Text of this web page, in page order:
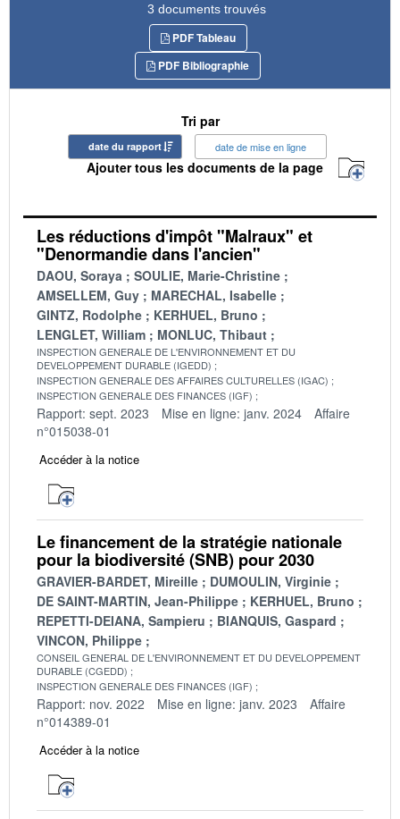
3 documents trouvés
PDF Tableau
PDF Bibliographie
Tri par
date du rapport date de mise en ligne
Ajouter tous les documents de la page
Les réductions d'impôt "Malraux" et
"Denormandie dans l'ancien"
DAOU, Soraya
SOULIE, Marie-Christine
AMSELLEM, Guy
MARECHAL, Isabelle
GINTZ, Rodolphe
KERHUEL, Bruno
LENGLET, William
MONLUC, Thibaut
INSPECTION GENERALE DE L'ENVIRONNEMENT ET DU
DEVELOPPEMENT DURABLE (IGEDD)
INSPECTION GENERALE DES AFFAIRES CULTURELLES (IGAC)
INSPECTION GENERALE DES FINANCES (IGF)
Rapport: sept. 2023 Mise en ligne: janv. 2024
Affaire
n°015038-01
Accéder à la notice
Le financement de la stratégie nationale
pour la biodiversité (SNB) pour 2030
GRAVIER-BARDET, Mireille
DUMOULIN, Virginie
DE SAINT-MARTIN, Jean-Philippe
KERHUEL, Bruno
REPETTI-DEIANA, Sampieru
BIANQUIS, Gaspard
VINCON, Philippe
CONSEIL GENERAL DE L'ENVIRONNEMENT ET DU DEVELOPPEMENT
DURABLE (CGEDD)
INSPECTION GENERALE DES FINANCES (IGF)
Rapport: nov. 2022 Mise en ligne: janv. 2023
Affaire
n°014389-01
Accéder à la notice